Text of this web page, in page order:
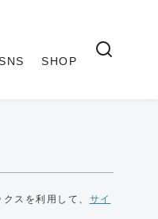
SHOP
スを利用して、 サイ